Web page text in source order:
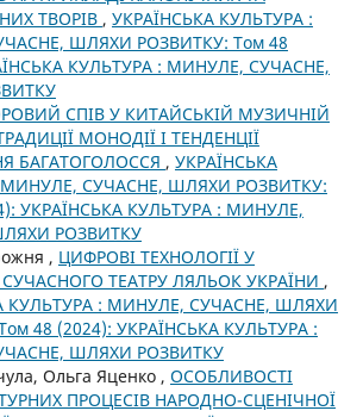
ТВОРІВ , УКРАЇНСЬКА КУЛЬТУРА :
ШЛЯХИ РОЗВИТКУ: Том 48
КУЛЬТУРА : МИНУЛЕ, СУЧАСНЕ,
СПІВ У КИТАЙСЬКІЙ МУЗИЧНІЙ
МОНОДІЇ І ТЕНДЕНЦІЇ
БАГАТОГОЛОССЯ , УКРАЇНСЬКА
МИНУЛЕ, СУЧАСНЕ, ШЛЯХИ РОЗВИТКУ:
УКРАЇНСЬКА КУЛЬТУРА : МИНУЛЕ,
РОЗВИТКУ
, ЦИФРОВІ ТЕХНОЛОГІЇ У
ТЕАТРУ ЛЯЛЬОК УКРАЇНИ ,
КУЛЬТУРА : МИНУЛЕ, СУЧАСНЕ, ШЛЯХИ
48 (2024): УКРАЇНСЬКА КУЛЬТУРА :
ШЛЯХИ РОЗВИТКУ
Ольга Яценко , ОСОБЛИВОСТІ
ПРОЦЕСІВ НАРОДНО-СЦЕНІЧНОЇ